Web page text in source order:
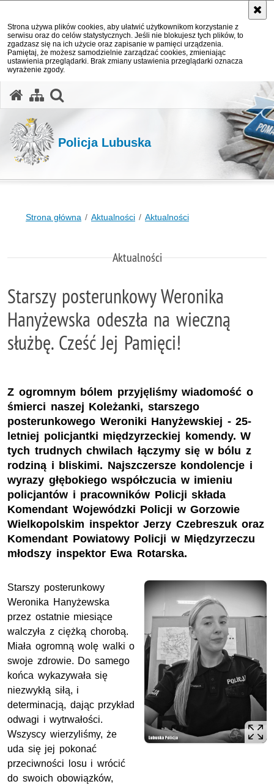
Strona używa plików cookies, aby ułatwić użytkownikom korzystanie z
serwisu oraz do celów statystycznych. Jeśli nie blokujesz tych plików, to
zgadzasz się na ich użycie oraz zapisanie w pamięci urządzenia.
Pamiętaj, że możesz samodzielnie zarządzać cookies, zmieniając
ustawienia przeglądarki. Brak zmiany ustawienia przeglądarki oznacza
wyrażenie zgody.
Policja Lubuska
Strona główna Aktualności Aktualności
Aktualności
Starszy posterunkowy Weronika
Hanyżewska odeszła na wieczną
służbę. Cześć Jej Pamięci!
Z ogromnym bólem przyjęliśmy wiadomość o
śmierci naszej Koleżanki, starszego
posterunkowego Weroniki Hanyżewskiej - 25-
letniej policjantki międzyrzeckiej komendy. W
tych trudnych chwilach łączymy się w bólu z
rodziną i bliskimi. Najszczersze kondolencje i
wyrazy głębokiego współczucia w imieniu
policjantów i pracowników Policji składa
Komendant Wojewódzki Policji w Gorzowie
Wielkopolskim inspektor Jerzy Czebreszuk oraz
Komendant Powiatowy Policji w Międzyrzeczu
młodszy inspektor Ewa Rotarska.
Starszy posterunkowy
Weronika Hanyżewska
przez ostatnie miesiące
walczyła z ciężką chorobą.
Miała ogromną wolę walki o
swoje zdrowie. Do samego
końca wykazywała się
niezwykłą siłą, i
determinacją, dając przykład
odwagi i wytrwałości.
Wszyscy wierzyliśmy, że
uda się jej pokonać
przeciwności losu i wrócić
do swoich obowiązków,